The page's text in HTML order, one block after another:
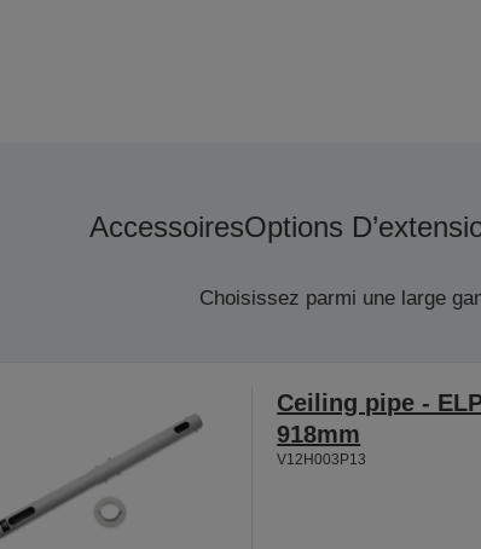
AccessoiresOptions
Choisissez parmi une large
Ceiling pipe -
918mm
V12H003P13